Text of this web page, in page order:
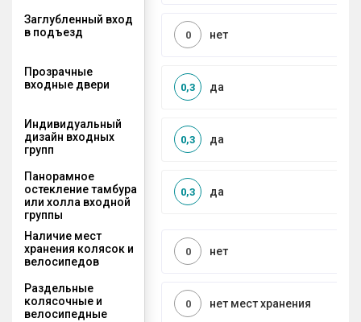
Заглубленный вход
в подъезд
нет
0
Прозрачные
входные двери
да
0,3
Индивидуальный
дизайн входных
групп
да
0,3
Панорамное
остекление тамбура
или холла входной
группы
да
0,3
Наличие мест
хранения колясок и
велосипедов
нет
0
Раздельные
колясочные и
велосипедные
нет мест хранения
0